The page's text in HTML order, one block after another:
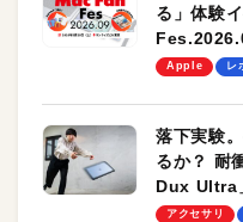
る」体験
します！
Apple レ
落下実験
るか？ 耐
Dux Ultra
のモバイ
アクセサリ